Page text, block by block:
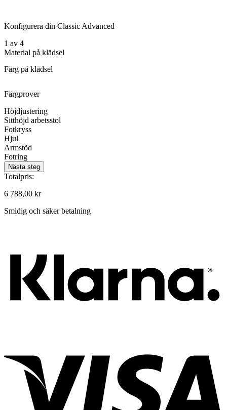
Konfigurera din Classic Advanced
1 av 4
Material på klädsel
Färg på klädsel
Färgprover
Höjdjustering
Sitthöjd arbetsstol
Fotkryss
Hjul
Armstöd
Fotring
Nästa steg
Totalpris:
6 788,00 kr
Smidig och säker betalning